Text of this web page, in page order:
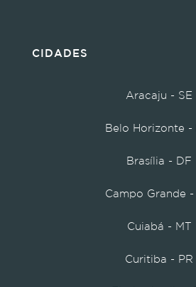
CIDADES
Aracaju - SE
Belo Horizonte -
Brasília - DF
Campo Grande -
Cuiabá - MT
Curitiba - PR